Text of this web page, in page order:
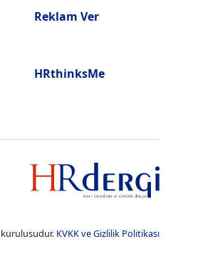
Reklam Ver
HRthinksMe
kuruluşudur. KVKK ve Gizlilik Politikası